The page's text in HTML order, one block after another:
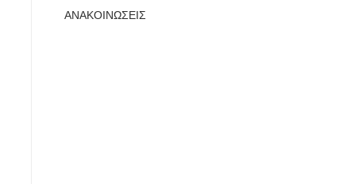
ΑΝΑΚΟΙΝΩΣΕΙΣ